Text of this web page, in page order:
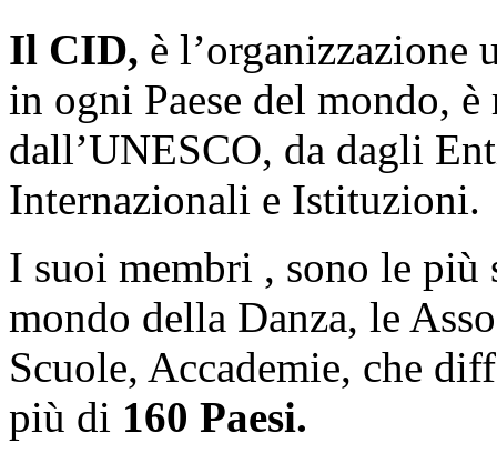
Il CID, è
in ogni Paese del mondo,
dall’UNESCO, da dagli
Internazionali e Istituzioni.
I suoi membri , sono le
mondo della Danza, le
Scuole, Accademie, che
più di 160 Paesi.